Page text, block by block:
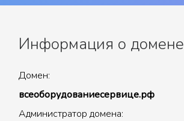
Информация о домене
Домен:
всеоборудованиесервице.рф
Администратор домена: